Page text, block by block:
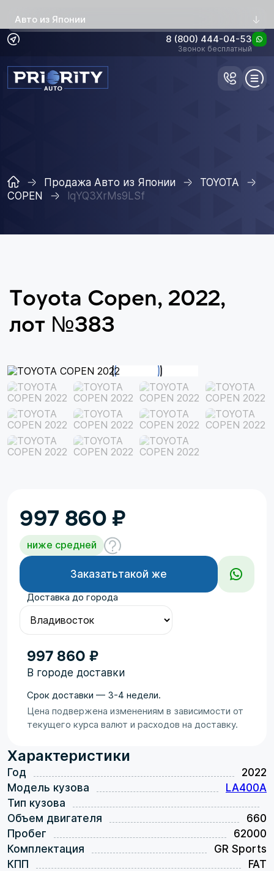
Авто из Японии
8 (800) 444-04-53
Звонок бесплатный
Продажа Авто из Японии
TOYOTA
COPEN
lqYQ3XrMs9LSf
Toyota Copen, 2022,
лот №383
Характеристики
Год
2022
Модель кузова
LA400A
Тип кузова
Объем двигателя
660
Пробег
62000
Комплектация
GR Sports
КПП
FAT
997 860 ₽
ниже средней
Заказатьтакой же
Доставка до города
997 860 ₽
В городе доставки
Срок доставки — 3-4 недели.
Цена подвержена изменениям в зависимости от
текущего курса валют и расходов на доставку.